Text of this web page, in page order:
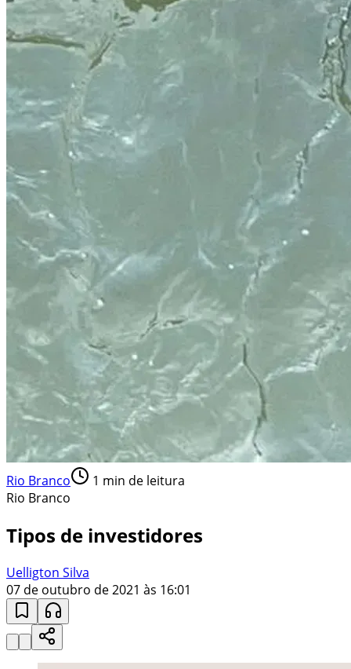
Rio Branco 1 min de leitura
Rio Branco
Tipos de investidores
Uelligton Silva
07 de outubro de 2021 às 16:01